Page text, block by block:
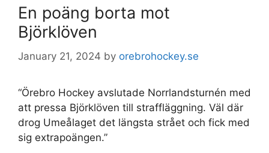
En poäng borta mot
Björklöven
January 21, 2024 by orebrohockey.se
“Örebro Hockey avslutade Norrlandsturnén med
att pressa Björklöven till straffläggning. Väl där
drog Umeålaget det längsta strået och fick med
sig extrapoängen.”